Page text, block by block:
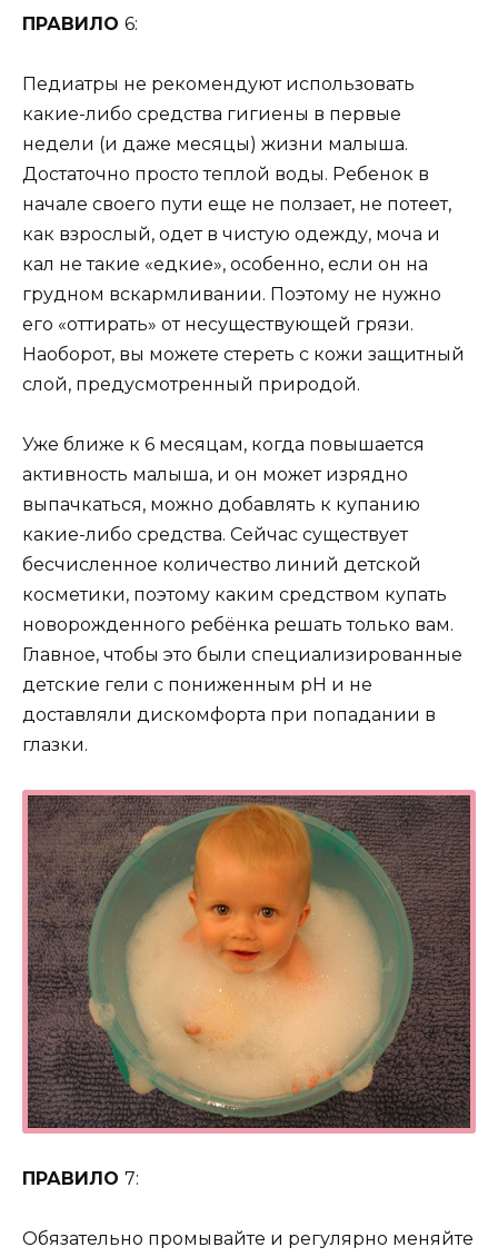
ПРАВИЛО 6:
Педиатры не рекомендуют использовать
какие-либо средства гигиены в первые
недели (и даже месяцы) жизни малыша.
Достаточно просто теплой воды. Ребенок в
начале своего пути еще не ползает, не потеет,
как взрослый, одет в чистую одежду, моча и
кал не такие «едкие», особенно, если он на
грудном вскармливании. Поэтому не нужно
его «оттирать» от несуществующей грязи.
Наоборот, вы можете стереть с кожи защитный
слой, предусмотренный природой.
Уже ближе к 6 месяцам, когда повышается
активность малыша, и он может изрядно
выпачкаться, можно добавлять к купанию
какие-либо средства. Сейчас существует
бесчисленное количество линий детской
косметики, поэтому каким средством купать
новорожденного ребёнка решать только вам.
Главное, чтобы это были специализированные
детские гели с пониженным pH и не
доставляли дискомфорта при попадании в
глазки.
ПРАВИЛО 7:
Обязательно промывайте и регулярно меняйте